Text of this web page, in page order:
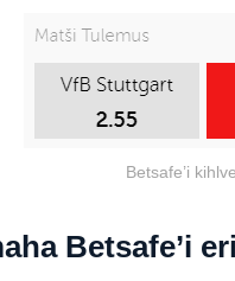
Betsafe’i
Betsafe’i